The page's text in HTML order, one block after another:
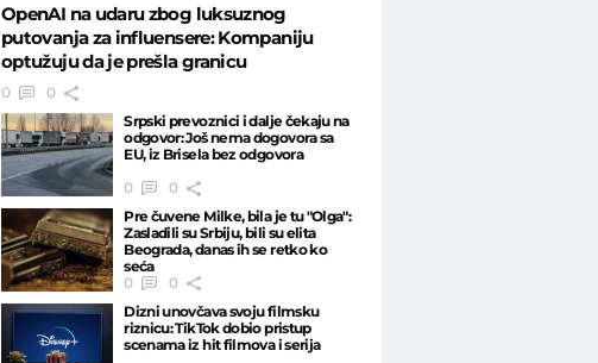
OpenAI na udaru zbog luksuznog
putovanja za influensere: Kompaniju
optužuju da je prešla granicu
0
0
Srpski prevoznici i dalje čekaju na
odgovor: Još nema dogovora sa
EU, iz Brisela bez odgovora
0
0
Pre čuvene Milke, bila je tu "Olga":
Zasladili su Srbiju, bili su elita
Beograda, danas ih se retko ko
seća
0
0
Dizni unovčava svoju filmsku
riznicu: TikTok dobio pristup
scenama iz hit filmova i serija